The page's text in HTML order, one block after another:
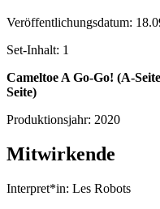
Veröffentlichungsdatum:
Set-Inhalt: 1
Cameltoe A Go-Go! (A-
Seite)
Produktionsjahr: 2020
Mitwirkende
Interpret*in: Les Robots